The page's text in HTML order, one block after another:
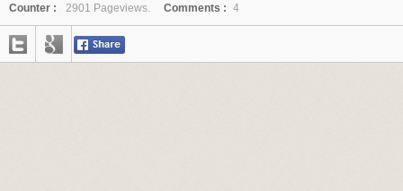
Counter :
2901 Pageviews. Comments : 4